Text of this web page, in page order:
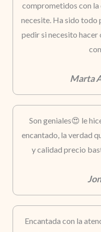
comprometidos con la
necesite. Ha sido todo
pedir si necesito
Marta
Son geniales😍 le
encantado, la verdad
y calidad precio
Encantada con la